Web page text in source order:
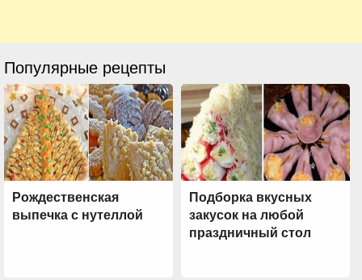
Популярные рецепты
Рождественская
выпечка с нутеллой
Подборка вкусных
закусок на любой
праздничный стол